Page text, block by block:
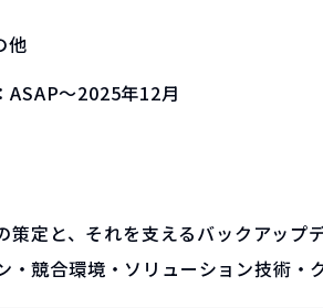
他
ASAP～2025年12月
定と、それを支えるバックアップ
・競合環境・ソリューション技術